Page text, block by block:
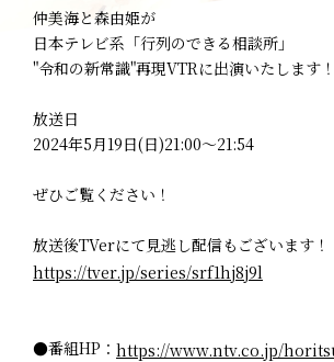
仲美海と森由姫が
日本テレビ系「行列のできる相談所」
"令和の新常識"再現VTRに出演いたします！
放送日
2024年5月19日(日)21:00～21:54
ぜひご覧ください！
放送後TVerにて見逃し配信もございます！
https://tver.jp/series/srf1hj8j9l
●番組HP： https://www.ntv.co.jp/